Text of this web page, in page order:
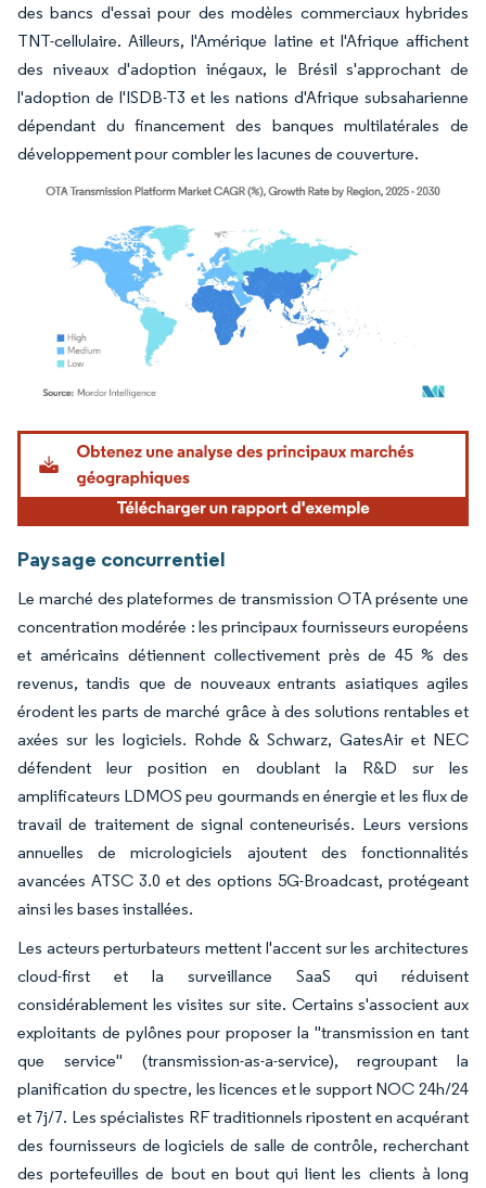
des bancs d'essai pour des modèles commerciaux hybrides
TNT-cellulaire. Ailleurs, l'Amérique latine et l'Afrique affichent
des niveaux d'adoption inégaux, le Brésil s'approchant de
l'adoption de l'ISDB-T3 et les nations d'Afrique subsaharienne
dépendant du financement des banques multilatérales de
développement pour combler les lacunes de couverture.
Image © Mordor Intelligence. La réutilisation nécessite une attribution sous CC BY
Paysage concurrentiel
Le marché des plateformes de transmission OTA présente une
concentration modérée : les principaux fournisseurs européens
et américains détiennent collectivement près de 45 % des
revenus, tandis que de nouveaux entrants asiatiques agiles
érodent les parts de marché grâce à des solutions rentables et
axées sur les logiciels. Rohde & Schwarz, GatesAir et NEC
défendent leur position en doublant la R&D sur les
amplificateurs LDMOS peu gourmands en énergie et les flux de
travail de traitement de signal conteneurisés. Leurs versions
annuelles de micrologiciels ajoutent des fonctionnalités
avancées ATSC 3.0 et des options 5G-Broadcast, protégeant
ainsi les bases installées.
Les acteurs perturbateurs mettent l'accent sur les architectures
cloud-first et la surveillance SaaS qui réduisent
considérablement les visites sur site. Certains s'associent aux
exploitants de pylônes pour proposer la "transmission en tant
que service" (transmission-as-a-service), regroupant la
planification du spectre, les licences et le support NOC 24h/24
et 7j/7. Les spécialistes RF traditionnels ripostent en acquérant
des fournisseurs de logiciels de salle de contrôle, recherchant
des portefeuilles de bout en bout qui lient les clients à long